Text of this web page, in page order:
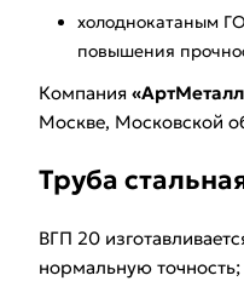
холоднокатаным
повышения
Компания
Москве, Московской
Труба
ВГП 20
нормальную